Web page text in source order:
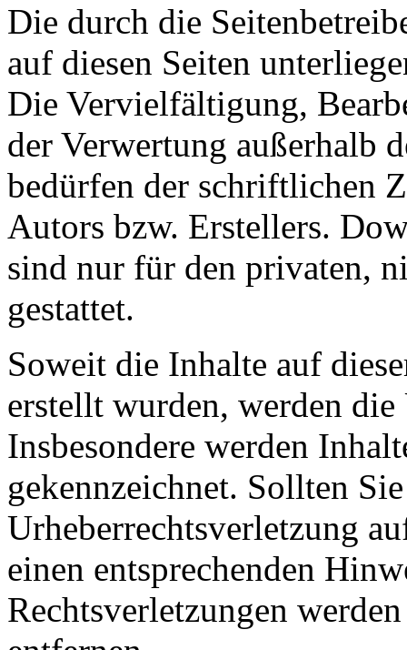
Die durch die
auf diesen Seiten
Die Vervielfältigung,
der Verwertung außerhalb
bedürfen der schriftlichen
Autors bzw. Erstellers.
sind nur für den privaten,
gestattet.
Soweit die Inhalte auf
erstellt wurden, werden
Insbesondere werden
gekennzeichnet. Sollten
Urheberrechtsverletzung
einen entsprechenden
Rechtsverletzungen